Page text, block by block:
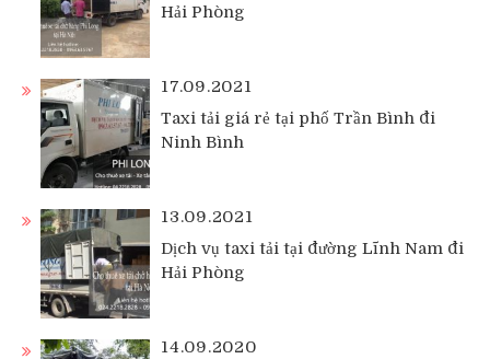
Hải Phòng
17.09.2021
Taxi tải giá rẻ tại phố Trần Bình đi
Ninh Bình
13.09.2021
Dịch vụ taxi tải tại đường Lĩnh Nam đi
Hải Phòng
14.09.2020